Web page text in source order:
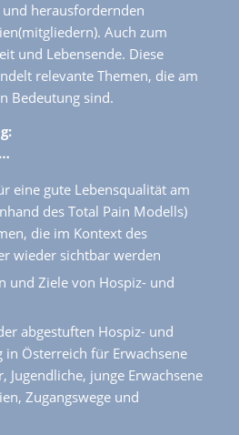
herausfordernden
Auch zum
und Lebensende. Diese
relevante Themen, die am
Bedeutung sind.
eine gute Lebensqualität am
des Total Pain Modells)
die im Kontext des
wieder sichtbar werden
und Ziele von Hospiz- und
abgestuften Hospiz- und
in Österreich für Erwachsene
Jugendliche, junge Erwachsene
Zugangswege und